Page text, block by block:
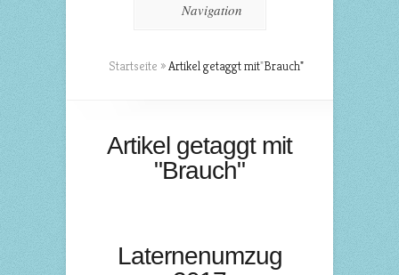
Navigation
Startseite »Artikel getaggt mit"Brauch"
Artikel getaggt mit
"Brauch"
Laternenumzug